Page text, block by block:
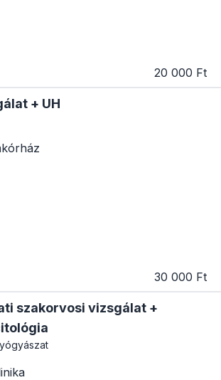
20 000 Ft
+ UH
30 000 Ft
szakorvosi vizsgálat +